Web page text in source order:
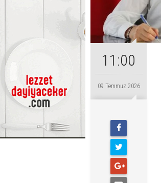
11:00
09 Temmuz 2026